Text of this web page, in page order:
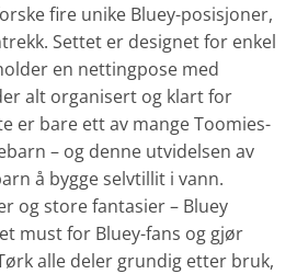
fire unike Bluey-posisjoner,
Settet er designet for enkel
en nettingpose med
alt organisert og klart for
er bare ett av mange Toomies-
– og denne utvidelsen av
å bygge selvtillit i vann.
og store fantasier – Bluey
must for Bluey-fans og gjør
alle deler grundig etter bruk,